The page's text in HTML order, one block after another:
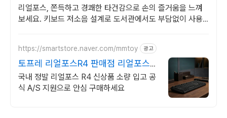
리얼포스, 쫀득하고 경쾌한 타건감으로 손의 즐거움을 느껴
보세요. 키보드 저소음 설계로 도서관에서도 부담없이 사용
https://smartstore.naver.com/mmtoy 광고
토프레 리얼포스R4 판매점 리얼포스
R3 유선 재입고
국내 정발 리얼포스 R4 신상품 소량 입고 공
식 A/S 지원으로 안심 구매하세요